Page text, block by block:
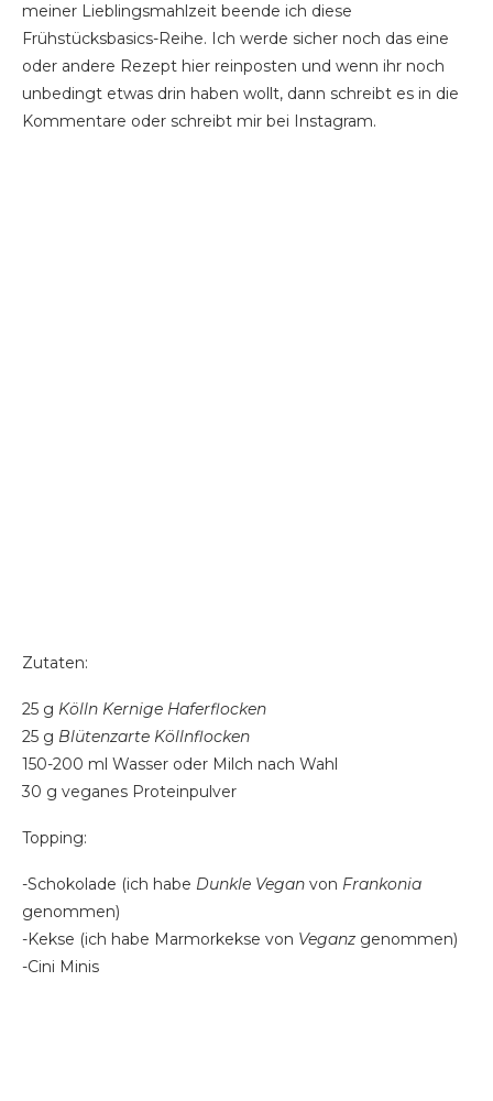
meiner Lieblingsmahlzeit beende ich diese
Frühstücksbasics-Reihe. Ich werde sicher noch das eine
oder andere Rezept hier reinposten und wenn ihr noch
unbedingt etwas drin haben wollt, dann schreibt es in die
Kommentare oder schreibt mir bei Instagram.
Zutaten:
25 g Kölln Kernige Haferflocken
25 g Blütenzarte Köllnflocken
150-200 ml Wasser oder Milch nach Wahl
30 g veganes Proteinpulver
Topping:
-Schokolade (ich habe Dunkle Vegan von Frankonia
genommen)
-Kekse (ich habe Marmorkekse von Veganz genommen)
-Cini Minis